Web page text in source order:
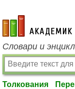
academic.ru
Словари и
Толкования